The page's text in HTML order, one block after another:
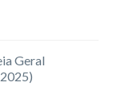
Geral